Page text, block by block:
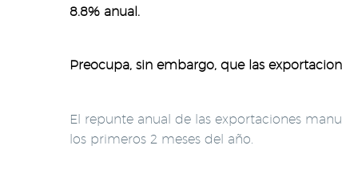
8.8% anual.
Preocupa, sin embargo, que las
El repunte anual de las exportaciones
los primeros 2 meses del año.